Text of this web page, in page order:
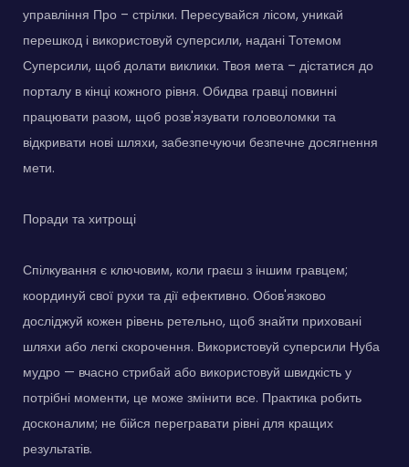
управління Про – стрілки. Пересувайся лісом, уникай
перешкод і використовуй суперсили, надані Тотемом
Суперсили, щоб долати виклики. Твоя мета – дістатися до
порталу в кінці кожного рівня. Обидва гравці повинні
працювати разом, щоб розв'язувати головоломки та
відкривати нові шляхи, забезпечуючи безпечне досягнення
мети.
Поради та хитрощі
Спілкування є ключовим, коли граєш з іншим гравцем;
координуй свої рухи та дії ефективно. Обов'язково
досліджуй кожен рівень ретельно, щоб знайти приховані
шляхи або легкі скорочення. Використовуй суперсили Нуба
мудро — вчасно стрибай або використовуй швидкість у
потрібні моменти, це може змінити все. Практика робить
досконалим; не бійся перегравати рівні для кращих
результатів.